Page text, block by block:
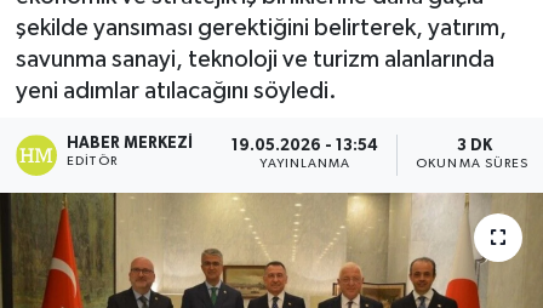
şekilde yansıması gerektiğini belirterek, yatırım,
savunma sanayi, teknoloji ve turizm alanlarında
yeni adımlar atılacağını söyledi.
HABER MERKEZI
EDITÖR
19.05.2026 - 13:54
YAYINLANMA
3 DK
OKUNMA SÜRESI